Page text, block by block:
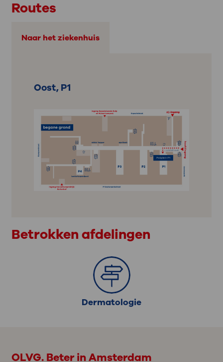
Routes
Naar het ziekenhuis
Oost, P1
Betrokken afdelingen
Dermatologie
OLVG. Beter in Amsterdam